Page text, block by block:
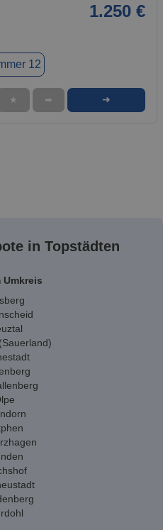
1.250 €
12
★ ➦ ➜
in Topstädten
Umkreis